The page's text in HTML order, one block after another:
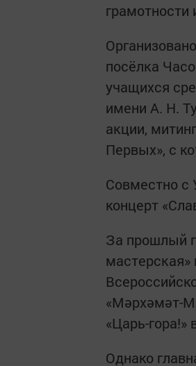
грамотности
посёлка
учащихся
имени А. Н.
акции,
Первых», с
Совместно с
концерт
За прошлый
мастерская»
«Мәрхәмәт-
«Царь-гора!»
Однако